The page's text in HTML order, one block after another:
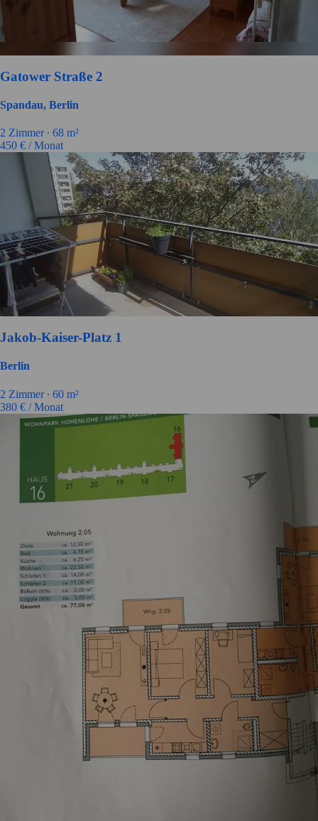
Gatower Straße 2
Spandau, Berlin
2 Zimmer ∙ 68 m²
450 € / Monat
Jakob-Kaiser-Platz 1
Berlin
2 Zimmer ∙ 60 m²
380 € / Monat